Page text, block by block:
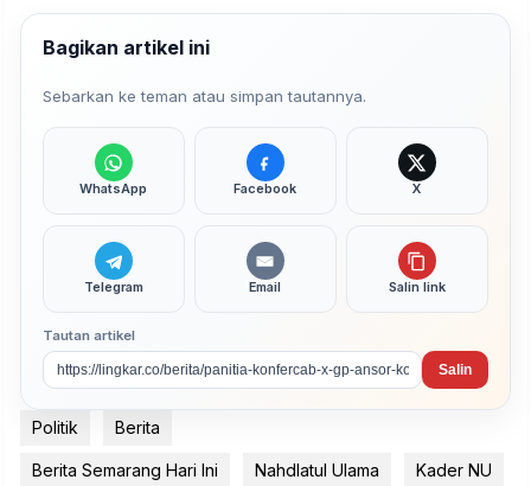
Bagikan artikel ini
Sebarkan ke teman atau simpan tautannya.
WhatsApp Facebook X
Telegram Email Salin link
Tautan artikel
Salin
Politik Berita
Berita Semarang Hari Ini Nahdlatul Ulama Kader NU